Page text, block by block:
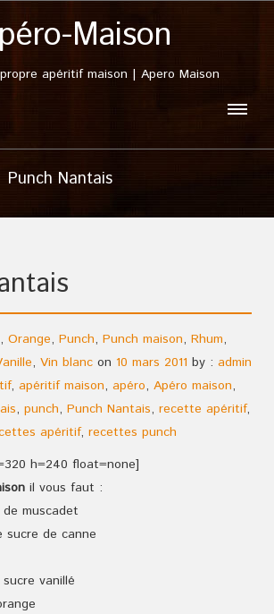
Maison
apéritif maison | Apero Maison
Punch Nantais
, Orange, Punch, Punch maison, Rhum,
, Vin blanc on 10 mars 2011 by : admin
, apéritif maison, apéro, Apéro maison,
, punch, Punch Nantais, recette apéritif,
apéritif, recettes punch
h=240 float=none]
il vous faut :
muscadet
sucre de canne
vanillé